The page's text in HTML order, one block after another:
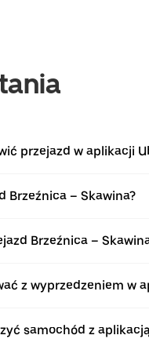
przejazd w aplikacji
Brzeźnica – Skawina?
Brzeźnica –
z wyprzedzeniem w
samochód z